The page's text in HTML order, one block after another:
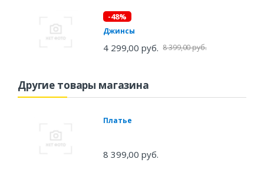
-48%
Джинсы
4 299,00 руб. 8 399,00 руб.
Другие товары магазина
Платье
8 399,00 руб.